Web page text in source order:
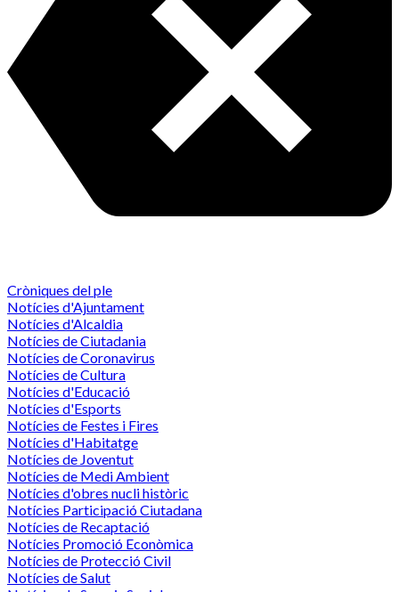
Cròniques del ple
Notícies d'Ajuntament
Notícies d'Alcaldia
Notícies de Ciutadania
Notícies de Coronavirus
Notícies de Cultura
Notícies d'Educació
Notícies d'Esports
Notícies de Festes i Fires
Notícies d'Habitatge
Notícies de Joventut
Notícies de Medi Ambient
Notícies d'obres nucli històric
Notícies Participació Ciutadana
Notícies de Recaptació
Notícies Promoció Econòmica
Notícies de Protecció Civil
Notícies de Salut